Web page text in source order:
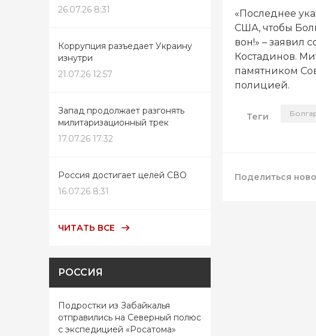
26.07.26 8:31
Коррупция разъедает Украину
изнутри
21.07.26 12:57
Запад продолжает разгонять
милитаризационный трек
17.07.26 17:32
Россия достигает целей СВО
16.07.26 8:31
ЧИТАТЬ ВСЕ
РОССИЯ
Подростки из Забайкалья
отправились на Северный полюс
с экспедицией «Росатома»
«Последнее
США, чтобы
вон!» – заявил
Костадинов.
памятником
полицией.
Теги
Поделиться